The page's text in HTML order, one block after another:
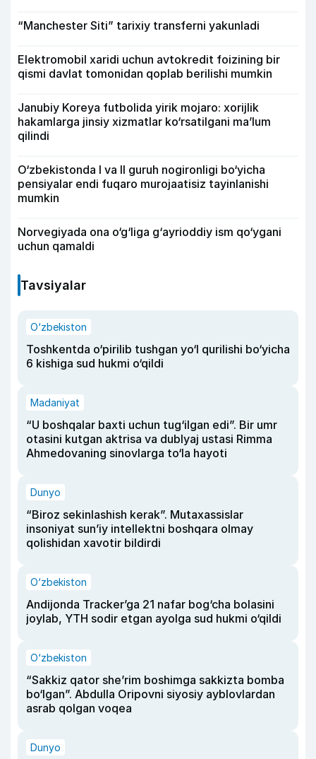
“Manchester Siti” tarixiy transferni yakunladi
Elektromobil xaridi uchun avtokredit foizining bir
qismi davlat tomonidan qoplab berilishi mumkin
Janubiy Koreya futbolida yirik mojaro: xorijlik
hakamlarga jinsiy xizmatlar ko‘rsatilgani ma’lum
qilindi
O‘zbekistonda I va II guruh nogironligi bo‘yicha
pensiyalar endi fuqaro murojaatisiz tayinlanishi
mumkin
Norvegiyada ona o‘g‘liga g‘ayrioddiy ism qo‘ygani
uchun qamaldi
Tavsiyalar
O‘zbekiston
Toshkentda o‘pirilib tushgan yo‘l qurilishi bo‘yicha
6 kishiga sud hukmi o‘qildi
Madaniyat
“U boshqalar baxti uchun tug‘ilgan edi”. Bir umr
otasini kutgan aktrisa va dublyaj ustasi Rimma
Ahmedovaning sinovlarga to‘la hayoti
Dunyo
“Biroz sekinlashish kerak”. Mutaxassislar
insoniyat sun’iy intellektni boshqara olmay
qolishidan xavotir bildirdi
O‘zbekiston
Andijonda Tracker’ga 21 nafar bog‘cha bolasini
joylab, YTH sodir etgan ayolga sud hukmi o‘qildi
O‘zbekiston
“Sakkiz qator she’rim boshimga sakkizta bomba
bo‘lgan”. Abdulla Oripovni siyosiy ayblovlardan
asrab qolgan voqea
Dunyo